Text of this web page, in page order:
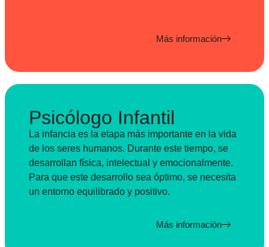
Más información
Psicólogo Infantil
La infancia es la etapa más importante en la vida
de los seres humanos. Durante este tiempo, se
desarrollan física, intelectual y emocionalmente.
Para que este desarrollo sea óptimo, se necesita
un entorno equilibrado y positivo.
Más información